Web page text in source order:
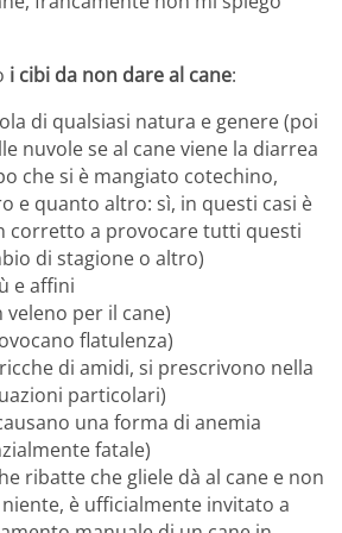
i cibi da non dare al cane:
di qualsiasi natura e genere (poi
nuvole se al cane viene la diarrea
che si è mangiato cotechino,
e quanto altro: sì, in questi casi è
corretto a provocare tutti questi
di stagione o altro)
e affini
veleno per il cane)
flatulenza)
di amidi, si prescrivono nella
particolari)
una forma di anemia
fatale)
ribatte che gliele dà al cane e non
è ufficialmente invitato a